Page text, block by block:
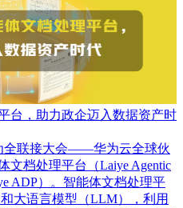
台，助力政企迈入数据资产时
全联接大会——华为云全球伙
文档处理平台（Laiye Agentic
ADP）。智能体文档处理平
大语言模型（LLM），利用